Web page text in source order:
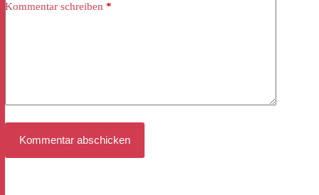
Kommentar schreiben *
Kommentar abschicken